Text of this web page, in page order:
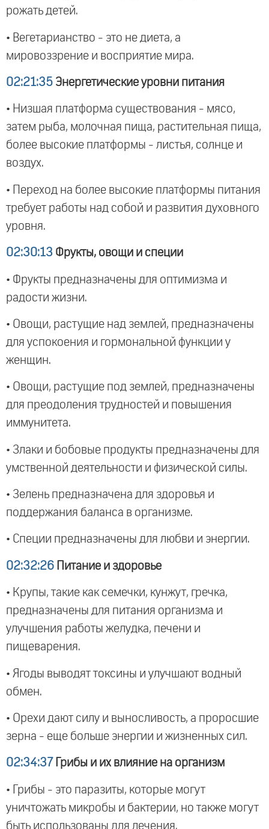
рожать детей.
• Вегетарианство - это не диета, а
мировоззрение и восприятие мира.
02:21:35 Энергетические уровни питания
• Низшая платформа существования - мясо,
затем рыба, молочная пища, растительная пища,
более высокие платформы - листья, солнце и
воздух.
• Переход на более высокие платформы питания
требует работы над собой и развития духовного
уровня.
02:30:13 Фрукты, овощи и специи
• Фрукты предназначены для оптимизма и
радости жизни.
• Овощи, растущие над землей, предназначены
для успокоения и гормональной функции у
женщин.
• Овощи, растущие под землей, предназначены
для преодоления трудностей и повышения
иммунитета.
• Злаки и бобовые продукты предназначены для
умственной деятельности и физической силы.
• Зелень предназначена для здоровья и
поддержания баланса в организме.
• Специи предназначены для любви и энергии.
02:32:26 Питание и здоровье
• Крупы, такие как семечки, кунжут, гречка,
предназначены для питания организма и
улучшения работы желудка, печени и
пищеварения.
• Ягоды выводят токсины и улучшают водный
обмен.
• Орехи дают силу и выносливость, а проросшие
зерна - еще больше энергии и жизненных сил.
02:34:37 Грибы и их влияние на организм
• Грибы - это паразиты, которые могут
уничтожать микробы и бактерии, но также могут
быть использованы для лечения.